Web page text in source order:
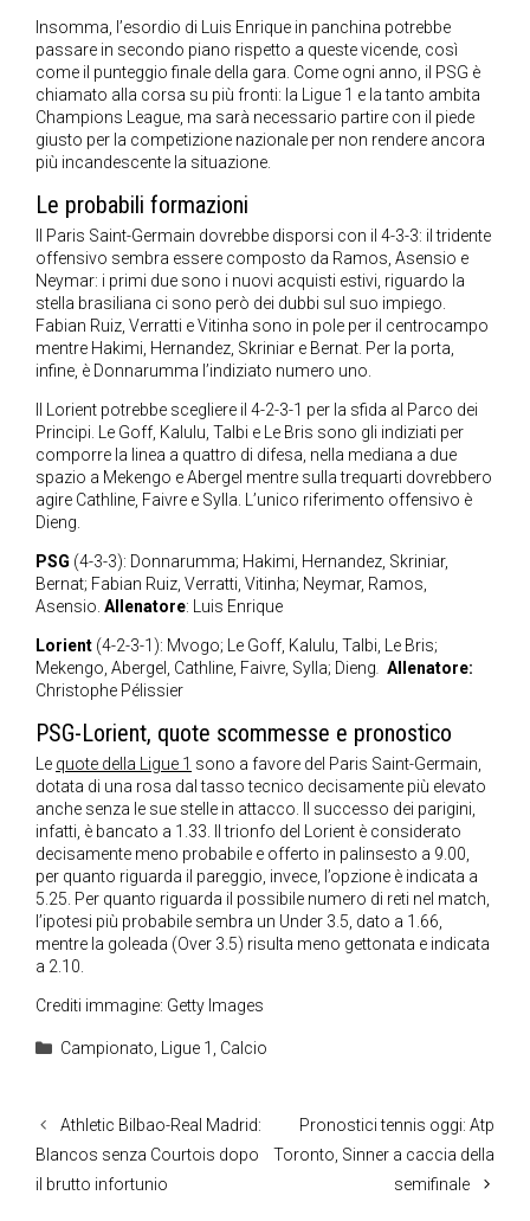
Insomma, l’esordio di Luis Enrique in panchina potrebbe
passare in secondo piano rispetto a queste vicende, così
come il punteggio finale della gara. Come ogni anno, il PSG è
chiamato alla corsa su più fronti: la Ligue 1 e la tanto ambita
Champions League, ma sarà necessario partire con il piede
giusto per la competizione nazionale per non rendere ancora
più incandescente la situazione.
Le probabili formazioni
Il Paris Saint-Germain dovrebbe disporsi con il 4-3-3: il tridente
offensivo sembra essere composto da Ramos, Asensio e
Neymar: i primi due sono i nuovi acquisti estivi, riguardo la
stella brasiliana ci sono però dei dubbi sul suo impiego.
Fabian Ruiz, Verratti e Vitinha sono in pole per il centrocampo
mentre Hakimi, Hernandez, Skriniar e Bernat. Per la porta,
infine, è Donnarumma l’indiziato numero uno.
Il Lorient potrebbe scegliere il 4-2-3-1 per la sfida al Parco dei
Principi. Le Goff, Kalulu, Talbi e Le Bris sono gli indiziati per
comporre la linea a quattro di difesa, nella mediana a due
spazio a Mekengo e Abergel mentre sulla trequarti dovrebbero
agire Cathline, Faivre e Sylla. L’unico riferimento offensivo è
Dieng.
PSG (4-3-3): Donnarumma; Hakimi, Hernandez, Skriniar,
Bernat; Fabian Ruiz, Verratti, Vitinha; Neymar, Ramos,
Asensio. Allenatore: Luis Enrique
Lorient (4-2-3-1): Mvogo; Le Goff, Kalulu, Talbi, Le Bris;
Mekengo, Abergel, Cathline, Faivre, Sylla; Dieng. Allenatore:
Christophe Pélissier
PSG-Lorient, quote scommesse e pronostico
Le quote della Ligue 1 sono a favore del Paris Saint-Germain,
dotata di una rosa dal tasso tecnico decisamente più elevato
anche senza le sue stelle in attacco. Il successo dei parigini,
infatti, è bancato a 1.33. Il trionfo del Lorient è considerato
decisamente meno probabile e offerto in palinsesto a 9.00,
per quanto riguarda il pareggio, invece, l’opzione è indicata a
5.25. Per quanto riguarda il possibile numero di reti nel match,
l’ipotesi più probabile sembra un Under 3.5, dato a 1.66,
mentre la goleada (Over 3.5) risulta meno gettonata e indicata
a 2.10.
Crediti immagine: Getty Images
Categorie
Campionato, Ligue 1 , Calcio
Athletic Bilbao-Real Madrid:
Blancos senza Courtois dopo
il brutto infortunio
Pronostici tennis oggi: Atp
Toronto, Sinner a caccia della
semifinale